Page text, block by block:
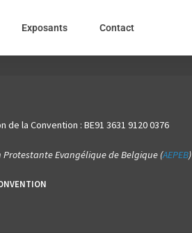
Exposants Contact
la Convention : BE91 3631 9120 0376
Protestante Evangélique de Belgique (AEPEB)